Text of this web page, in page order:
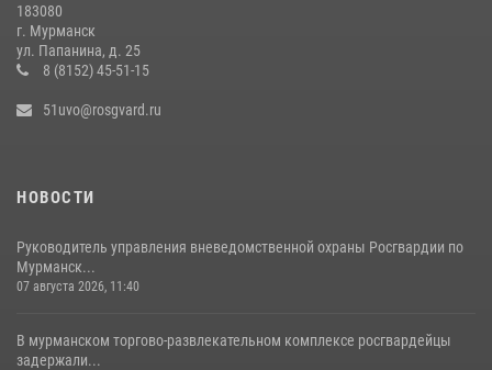
В МУРМАНСКЕ ПРЕДСТАВИТЕЛИ РОСГВАРДИИ И
ТЕРРИТОРИАЛЬНОЙ ИЗБИРАТЕЛЬНОЙ КОМИССИИ ОБСУДИЛИ
АЛГОРИТМЫ ОБЕСПЕЧЕНИЯ БЕЗОПАСНОСТИ В ПЕРИОД ВЫБОРОВ
183080
г. Мурманск
ул. Папанина, д. 25
8 (8152) 45-51-15
51uvo@rosgvard.ru
НОВОСТИ
Руководитель управления вневедомственной охраны Росгвардии по
Мурманск...
07 августа 2026, 11:40
В мурманском торгово-развлекательном комплексе росгвардейцы
задержали...